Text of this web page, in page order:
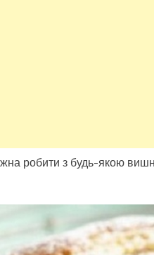
робити з будь-якою